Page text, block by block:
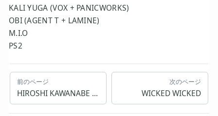
KALI YUGA (VOX + PANICWORKS)
OBI (AGENT T + LAMINE)
M.I.O
PS2
前のページ
HIROSHI KAWANABE / YO.AN
次のページ
WICKED WICKED